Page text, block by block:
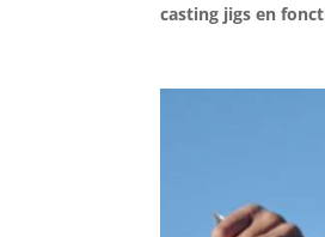
casting jigs en